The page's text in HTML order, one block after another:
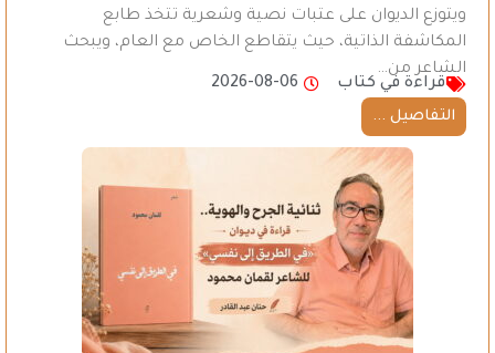
ويتوزع الديوان على عتبات نصية وشعرية تتخذ طابع
المكاشفة الذاتية، حيث يتقاطع الخاص مع العام، ويبحث
الشاعر من…
قراءة في كتاب
2026-08-06
التفاصيل ...